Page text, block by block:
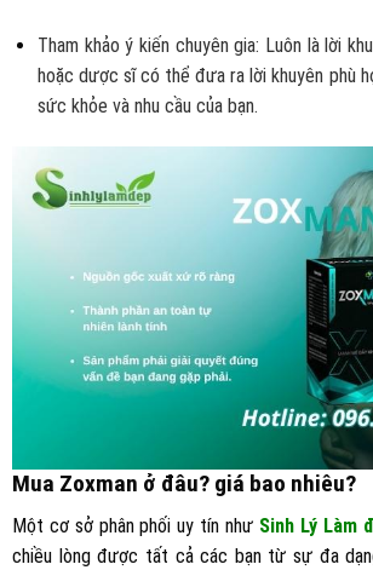
Tham khảo ý kiến chuyên gia: Luôn là lời
hoặc dược sĩ có thể đưa ra lời khuyên phù
sức khỏe và nhu cầu của bạn.
Mua Zoxman ở đâu? giá bao nhiêu?
Một cơ sở phân phối uy tín như Sinh Lý Làm
chiều lòng được tất cả các bạn từ sự đa